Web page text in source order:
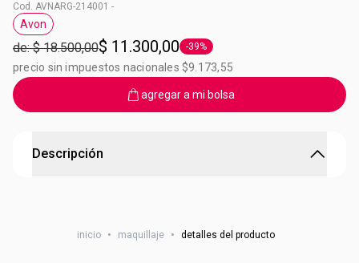
Cod. AVNARG-214001 -
Etiqueta Avon
Avon
de: $ 18.500,00$ 11.300,00 Etiqueta -39%
-39%
precio sin impuestos nacionales $9.173,55
agregar a mi bolsa
Descripción
alto impacto y fidelidad que se ve en tus labios tal como lo
inicio • maquillaje • detalles del producto